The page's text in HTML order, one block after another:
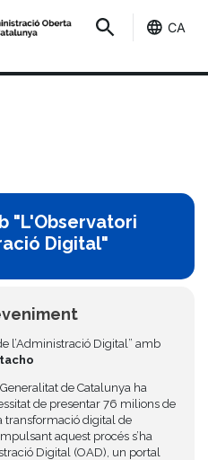
CA
"L'Observatori
Digital"
l’Administració Digital” amb
de Catalunya ha
de presentar 76 milions de
transformació digital de
aquest procés s’ha
Digital (OAD), un portal